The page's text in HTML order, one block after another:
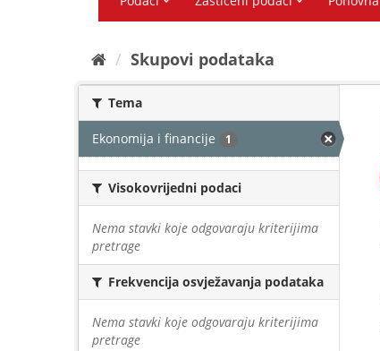
Skupovi podаtаkа
Tema
Ekonomija i financije 1
Visokovrijedni podaci
Nema stavki koje odgovaraju kriterijima
pretrage
Frekvencija osvježavanja podataka
Nema stavki koje odgovaraju kriterijima
pretrage